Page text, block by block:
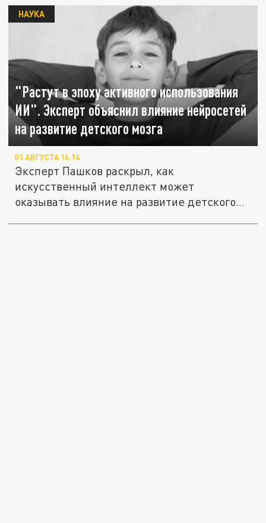
"Растут в эпоху активного использования
ИИ". Эксперт объяснил влияние нейросетей
на развитие детского мозга
НАУКА
01 АВГУСТА 16:14
Эксперт Пашков раскрыл, как
искусственный интеллект может
оказывать влияние на развитие детского